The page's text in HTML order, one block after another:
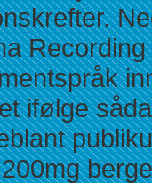
ifølge